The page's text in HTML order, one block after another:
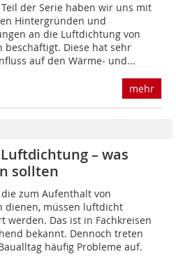
der Serie haben wir uns mit
Hintergründen und
an die Luftdichtung von
beschäftigt. Diese hat sehr
auf den Wärme- und...
mehr
– was
sollten
die zum Aufenthalt von
dienen, müssen luftdicht
werden. Das ist in Fachkreisen
bekannt. Dennoch treten
häufig Probleme auf.